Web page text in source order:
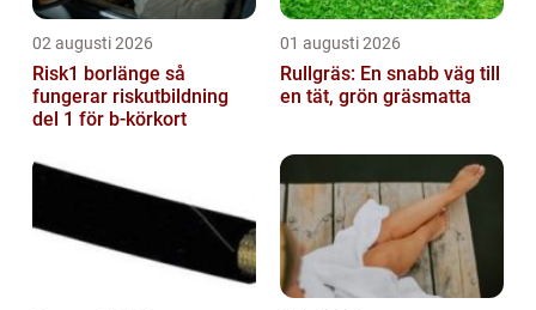
02 augusti 2026
Risk1 borlänge så
fungerar riskutbildning
del 1 för b-körkort
01 augusti 2026
Rullgräs: En snabb väg till
en tät, grön gräsmatta